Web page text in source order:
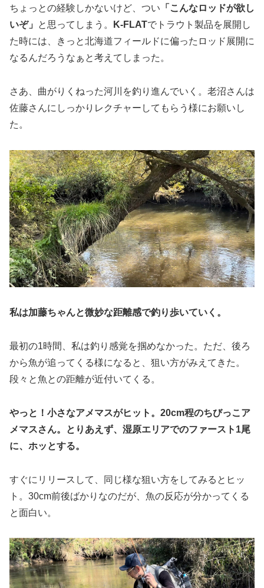
ちょっとの経験しかないけど、つい 「こんなロッドが欲し
いぞ」
と思ってしまう。 K-FLATでトラウト製品を展開し
た時には、きっと北海道フィールドに偏ったロッド展開に
なるんだろうなぁと考えてしまった。
さあ、曲がりくねった河川を釣り進んでいく。老沼さんは
佐藤さんにしっかりレクチャーしてもらう様にお願いし
た。
私は加藤ちゃんと微妙な距離感で釣り歩いていく。
最初の1時間、私は釣り感覚を掴めなかった。ただ、後ろ
から魚が追ってくる様になると、狙い方がみえてきた。
段々と魚との距離が近付いてくる。
やっと！小さなアメマスがヒット。20cm程のちびっこア
メマスさん。とりあえず、湿原エリアでのファースト1尾
に、ホッとする。
すぐにリリースして、同じ様な狙い方をしてみるとヒッ
ト。30cm前後ばかりなのだが、魚の反応が分かってくる
と面白い。